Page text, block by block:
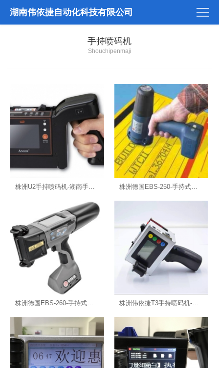
湖南伟依捷自动化科技有限公司
手持喷码机
Shouchipenmaji
株洲德国EBS-260-手持式扫描喷码机-湖南手持喷码机 株洲伟依捷T3手持喷码机-湖南手持喷码机